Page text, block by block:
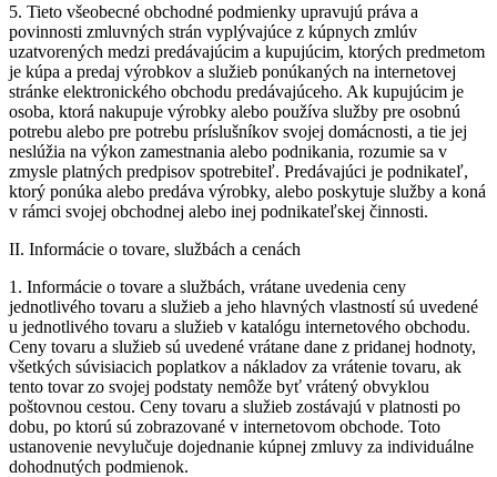
5. Tieto všeobecné obchodné podmienky upravujú práva a
povinnosti zmluvných strán vyplývajúce z kúpnych zmlúv
uzatvorených medzi predávajúcim a kupujúcim, ktorých predmetom
je kúpa a predaj výrobkov a služieb ponúkaných na internetovej
stránke elektronického obchodu predávajúceho. Ak kupujúcim je
osoba, ktorá nakupuje výrobky alebo používa služby pre osobnú
potrebu alebo pre potrebu príslušníkov svojej domácnosti, a tie jej
neslúžia na výkon zamestnania alebo podnikania, rozumie sa v
zmysle platných predpisov spotrebiteľ. Predávajúci je podnikateľ,
ktorý ponúka alebo predáva výrobky, alebo poskytuje služby a koná
v rámci svojej obchodnej alebo inej podnikateľskej činnosti.
II. Informácie o tovare, službách a cenách
1. Informácie o tovare a službách, vrátane uvedenia ceny
jednotlivého tovaru a služieb a jeho hlavných vlastností sú uvedené
u jednotlivého tovaru a služieb v katalógu internetového obchodu.
Ceny tovaru a služieb sú uvedené vrátane dane z pridanej hodnoty,
všetkých súvisiacich poplatkov a nákladov za vrátenie tovaru, ak
tento tovar zo svojej podstaty nemôže byť vrátený obvyklou
poštovnou cestou. Ceny tovaru a služieb zostávajú v platnosti po
dobu, po ktorú sú zobrazované v internetovom obchode. Toto
ustanovenie nevylučuje dojednanie kúpnej zmluvy za individuálne
dohodnutých podmienok.